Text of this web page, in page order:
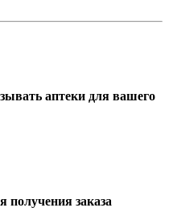
аптеки для вашего
получения заказа